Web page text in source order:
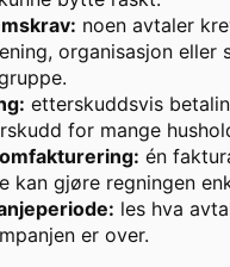
noen avtaler
organisasjon eller
etterskuddsvis
for mange
én
kan gjøre regningen
les hva
er over.